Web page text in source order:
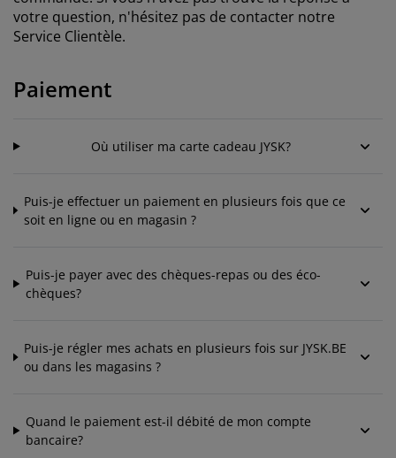
de chambre à coucher
avec rangement
enfant
entretien meubles
d'extérieur
d’enfant
votre question, n'hésitez pas de contacter notre
Service Clientèle.
Paiement
Où utiliser ma carte cadeau JYSK?
Puis-je effectuer un paiement en plusieurs fois que ce
soit en ligne ou en magasin ?
Puis-je payer avec des chèques-repas ou des éco-
chèques?
Puis-je régler mes achats en plusieurs fois sur JYSK.BE
ou dans les magasins ?
Quand le paiement est-il débité de mon compte
bancaire?